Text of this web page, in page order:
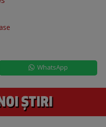
WhatsApp